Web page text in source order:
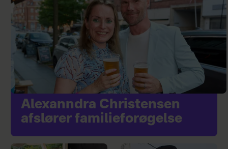
Alexanndra Christensen
afslører familieforøgelse